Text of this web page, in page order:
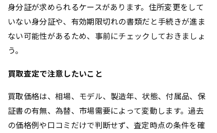
身分証が求められるケースがあります。住所変更をして
いない身分証や、有効期限切れの書類だと手続きが進ま
ない可能性があるため、事前にチェックしておきましょ
う。
買取査定で注意したいこと
買取価格は、相場、モデル、製造年、状態、付属品、保
証書の有無、為替、市場需要によって変動します。過去
の価格例や口コミだけで判断せず、査定時点の条件を確